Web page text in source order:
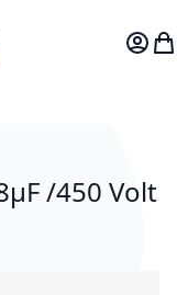
Ο
/450 Volt